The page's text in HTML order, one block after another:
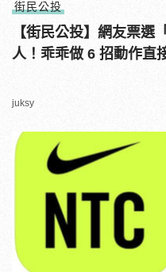
街民公投
【街民公投】網友票選
人！乖乖做 6 招動作直
juksy